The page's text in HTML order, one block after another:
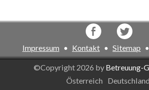
Impressum • Kontakt • Sitemap •
©Copyright 2026 by Betreuung-
Österreich
Deutschland